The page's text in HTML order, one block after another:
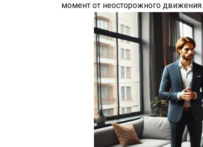
момент от неосторожного движения.